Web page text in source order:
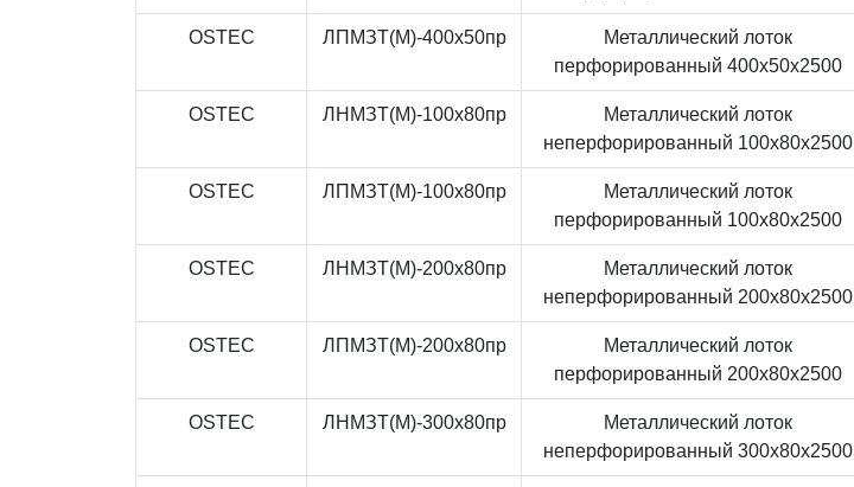
OSTEC ЛПМЗТ(М)-400x50пр
Металлический лоток
перфорированный 400x50x2500
OSTEC ЛНМЗТ(М)-100x80пр
Металлический лоток
неперфорированный 100x80x2500
OSTEC ЛПМЗТ(М)-100x80пр
Металлический лоток
перфорированный 100x80x2500
OSTEC ЛНМЗТ(М)-200x80пр
Металлический лоток
неперфорированный 200x80x2500
OSTEC ЛПМЗТ(М)-200x80пр
Металлический лоток
перфорированный 200x80x2500
OSTEC ЛНМЗТ(М)-300x80пр
Металлический лоток
неперфорированный 300x80x2500